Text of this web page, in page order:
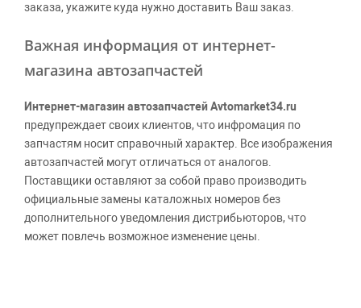
заказа, укажите куда нужно доставить Ваш заказ.
Важная информация от интернет-
магазина автозапчастей
Интернет-магазин автозапчастей Avtomarket34.ru
предупреждает своих клиентов, что инфромация по
запчастям носит справочный характер. Все изображения
автозапчастей могут отличаться от аналогов.
Поставщики оставляют за собой право производить
официальные замены каталожных номеров без
дополнительного уведомления дистрибьюторов, что
может повлечь возможное изменение цены.